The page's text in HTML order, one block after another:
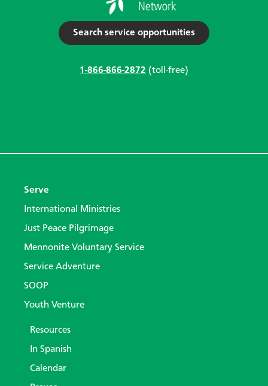
Search service opportunities
1-866-866-2872 (toll-free)
Serve
International Ministries
Just Peace Pilgrimage
Mennonite Voluntary Service
Service Adventure
SOOP
Youth Venture
Resources
In Spanish
Calendar